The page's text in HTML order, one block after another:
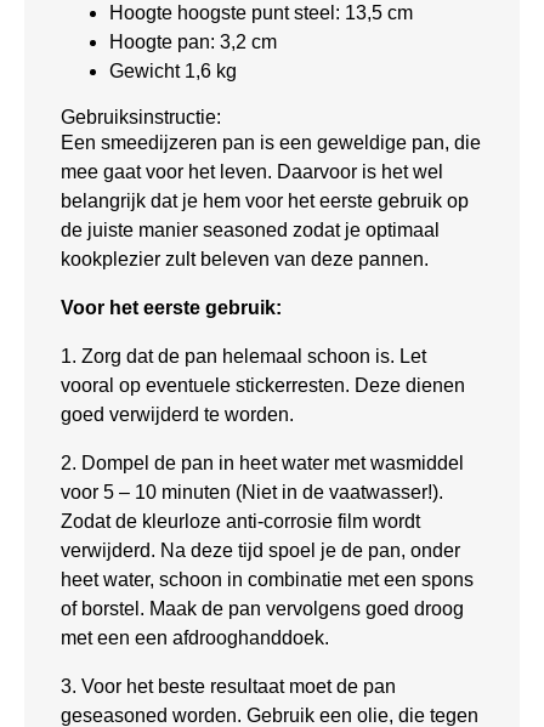
Hoogte hoogste punt steel: 13,5 cm
Hoogte pan: 3,2 cm
Gewicht 1,6 kg
Gebruiksinstructie:
Een smeedijzeren pan is een geweldige pan, die
mee gaat voor het leven. Daarvoor is het wel
belangrijk dat je hem voor het eerste gebruik op
de juiste manier seasoned zodat je optimaal
kookplezier zult beleven van deze pannen.
Voor het eerste gebruik:
1. Zorg dat de pan helemaal schoon is. Let
vooral op eventuele stickerresten. Deze dienen
goed verwijderd te worden.
2. Dompel de pan in heet water met wasmiddel
voor 5 – 10 minuten (Niet in de vaatwasser!).
Zodat de kleurloze anti-corrosie film wordt
verwijderd. Na deze tijd spoel je de pan, onder
heet water, schoon in combinatie met een spons
of borstel. Maak de pan vervolgens goed droog
met een een afdrooghanddoek.
3. Voor het beste resultaat moet de pan
geseasoned worden. Gebruik een olie, die tegen